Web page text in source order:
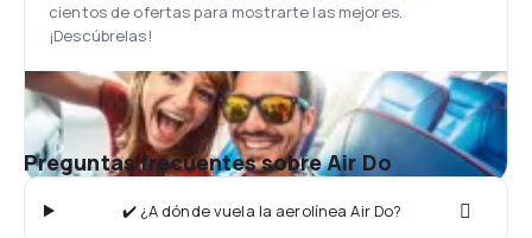
cientos de ofertas para mostrarte las mejores.
¡Descúbrelas!
Preguntas frecuentes sobre Air Do
✔️ ¿A dónde vuela la aerolínea Air Do?